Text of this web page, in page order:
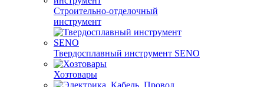
Строительно-отделочный
инструмент
Твердосплавный инструмент SENO
Хозтовары